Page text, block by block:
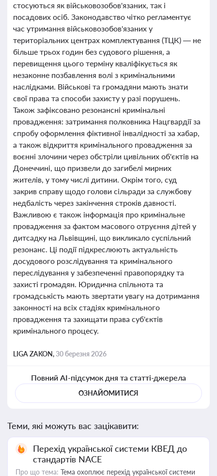
стосуються як військовозобов'язаних, так і
посадових осіб. Законодавство чітко регламентує
час утримання військовозобов'язаних у
територіальних центрах комплектування (ТЦК) — не
більше трьох годин без судового рішення, а
перевищення цього терміну кваліфікується як
незаконне позбавлення волі з кримінальними
наслідками. Військові та громадяни мають знати
свої права та способи захисту у разі порушень.
Також зафіксовано резонансні кримінальні
провадження: затримання полковника Нацгвардії за
спробу оформлення фіктивної інвалідності за хабар,
а також відкриття кримінального провадження за
воєнні злочини через обстріли цивільних об'єктів на
Донеччині, що призвели до загибелі мирних
жителів, у тому числі дитини. Окрім того, суд
закрив справу щодо голови сільради за службову
недбалість через закінчення строків давності.
Важливою є також інформація про кримінальне
провадження за фактом масового отруєння дітей у
дитсадку на Львівщині, що викликало суспільний
резонанс. Ці події підкреслюють актуальність
досудового розслідування та кримінального
переслідування у забезпеченні правопорядку та
захисті громадян. Юридична спільнота та
громадськість мають звертати увагу на дотримання
законності на всіх стадіях кримінального
провадження та захищати права суб'єктів
кримінального процесу.
LIGA ZAKON,30 березня 2026
Повний AI-підсумок дня та статті-джерела
ОЗНАЙОМИТИСЯ
Теми, які можуть вас зацікавити:
Перехід української системи КВЕД до
стандартів NACE
Про що тема: Тема охоплює перехід української системи